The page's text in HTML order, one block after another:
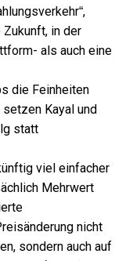
Zukunft, in der
als auch eine
die Feinheiten
Kayal und
statt
viel einfacher
Mehrwert
nicht
sondern auch auf